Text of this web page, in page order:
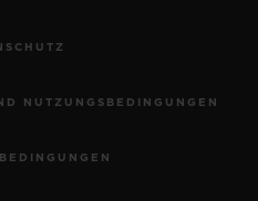
NUTZUNGSBEDINGUNGEN